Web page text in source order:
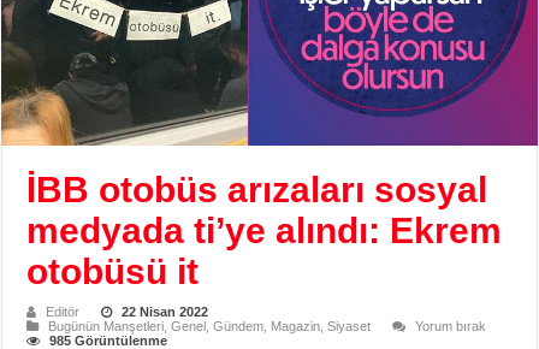
İBB otobüs arızaları sosyal
medyada ti’ye alındı: Ekrem
otobüsü it
Editör
22 Nisan 2022
Bugünün Manşetleri ,Genel ,Gündem Magazin ,Siyaset
Yorum bırak
985 Görüntülenme